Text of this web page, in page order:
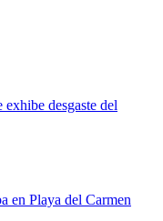
desgaste del
en Playa del Carmen